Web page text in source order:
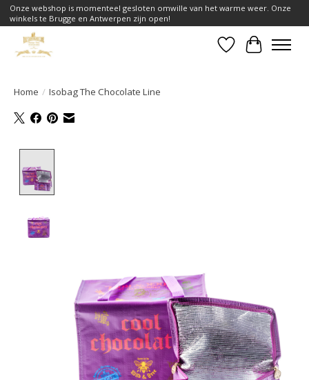
Onze webshop is momenteel gesloten omwille van het warme weer. Onze
winkels te Brugge en Antwerpen zijn open!
Verlanglijst
Home / Isobag The Chocolate Line